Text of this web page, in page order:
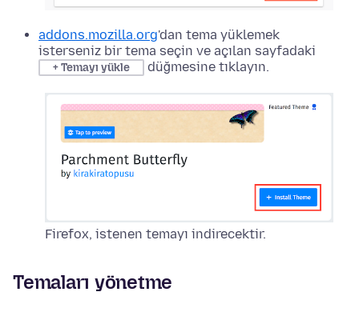
addons.mozilla.org'dan tema yüklemek
isterseniz bir tema seçin ve açılan sayfadaki
+ Temayı yükle düğmesine tıklayın.
Firefox, istenen temayı indirecektir.
Temaları yönetme